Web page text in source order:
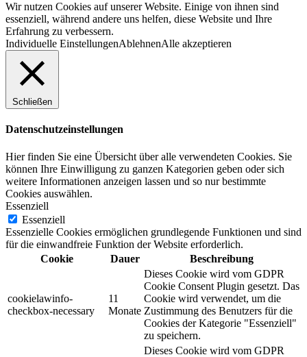
Wir nutzen Cookies auf unserer Website. Einige von ihnen sind
essenziell, während andere uns helfen, diese Website und Ihre
Erfahrung zu verbessern.
Individuelle EinstellungenAblehnenAlle akzeptieren
Schließen
Datenschutzeinstellungen
Hier finden Sie eine Übersicht über alle verwendeten Cookies. Sie
können Ihre Einwilligung zu ganzen Kategorien geben oder sich
weitere Informationen anzeigen lassen und so nur bestimmte
Cookies auswählen.
Essenziell
Essenziell
Essenzielle Cookies ermöglichen grundlegende Funktionen und sind
für die einwandfreie Funktion der Website erforderlich.
Cookie
Dauer Beschreibung
cookielawinfo-
checkbox-necessary
11
Monate
Dieses Cookie wird vom GDPR
Cookie Consent Plugin gesetzt. Das
Cookie wird verwendet, um die
Zustimmung des Benutzers für die
Cookies der Kategorie "Essenziell"
zu speichern.
Dieses Cookie wird vom GDPR